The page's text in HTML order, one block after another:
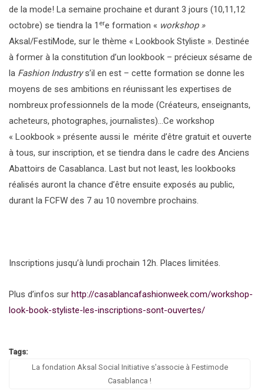
de la mode! La semaine prochaine et durant 3 jours (10,11,12
octobre) se tiendra la 1 ere formation « workshop »
Aksal/FestiMode, sur le thème « Lookbook Styliste ». Destinée
à former à la constitution d’un lookbook – précieux sésame de
la Fashion Industrys’il en est – cette formation se donne les
moyens de ses ambitions en réunissant les expertises de
nombreux professionnels de la mode (Créateurs, enseignants,
acheteurs, photographes, journalistes)…Ce workshop
« Lookbook » présente aussi le mérite d’être gratuit et ouverte
à tous, sur inscription, et se tiendra dans le cadre des Anciens
Abattoirs de Casablanca. Last but not least, les lookbooks
réalisés auront la chance d’être ensuite exposés au public,
durant la FCFW des 7 au 10 novembre prochains.
Inscriptions jusqu’à lundi prochain 12h. Places limitées.
Plus d’infos sur http://casablancafashionweek.com/workshop-
look-book-styliste-les-inscriptions-sont-ouvertes/
Tags:
La fondation Aksal Social Initiative s'associe à Festimode
Casablanca !